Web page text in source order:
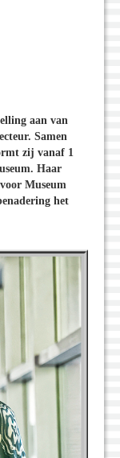
aan van
Samen
zij vanaf 1
Haar
Museum
het